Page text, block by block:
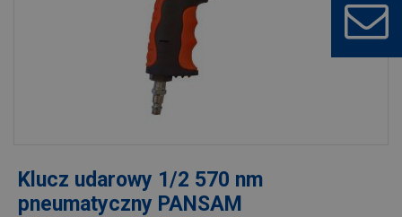
Klucz udarowy 1/2 570 nm
pneumatyczny PANSAM